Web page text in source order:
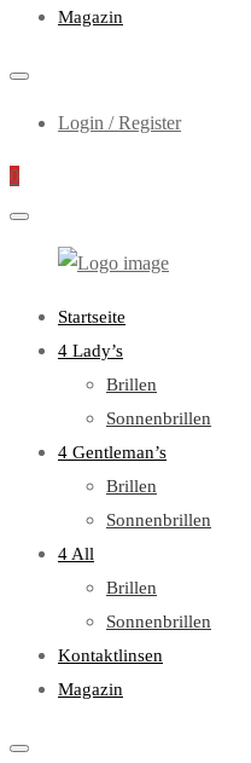
Magazin
Login / Register
0
Primary
Menu
Startseite
4 Lady’s
Brillen
Sonnenbrillen
4 Gentleman’s
Brillen
Sonnenbrillen
4 All
Brillen
Sonnenbrillen
Kontaktlinsen
Magazin